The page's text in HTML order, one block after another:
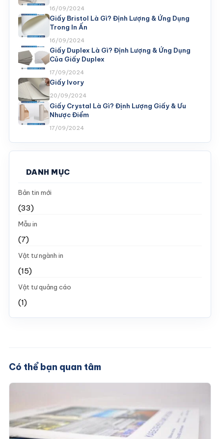
16/09/2024
Giấy Bristol Là Gì? Định Lượng & Ứng Dụng
Trong In Ấn
16/09/2024
Giấy Duplex Là Gì? Định Lượng & Ứng Dụng
Của Giấy Duplex
17/09/2024
Giấy Ivory
20/09/2024
Giấy Crystal Là Gì? Định Lượng Giấy & Ưu
Nhược Điểm
17/09/2024
DANH MỤC
Bản tin mới
(33)
Mẫu in
(7)
Vật tư ngành in
(15)
Vật tư quảng cáo
(1)
Có thể bạn quan tâm